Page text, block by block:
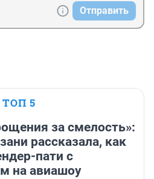
Отправить
ТОП 5
за смелость»:
рассказала, как
пати с
на авиашоу